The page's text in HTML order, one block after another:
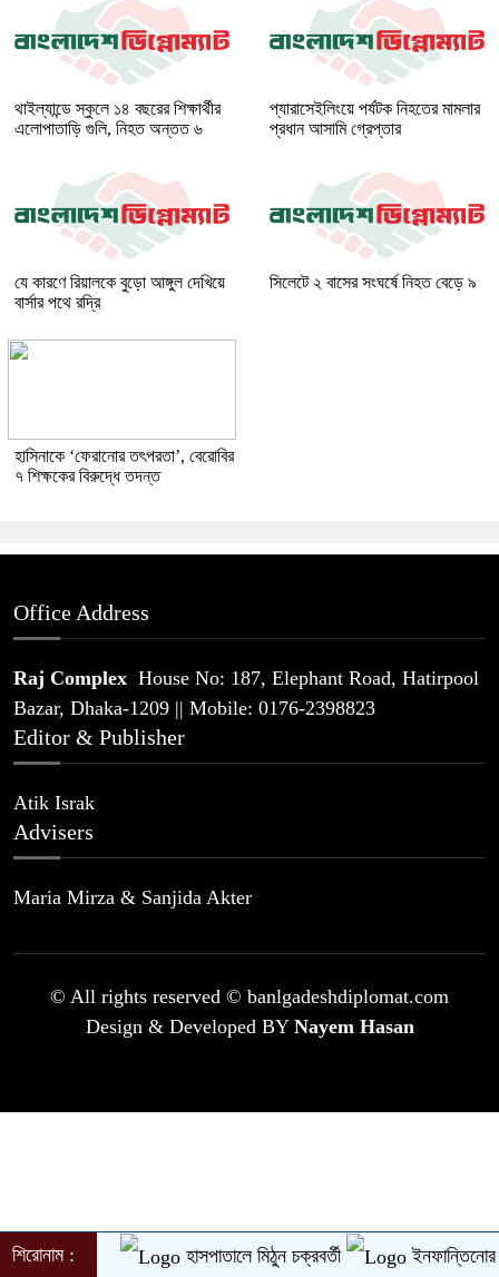
থাইল্যান্ডে স্কুলে ১৪ বছরের শিক্ষার্থীর
এলোপাতাড়ি গুলি, নিহত অন্তত ৬
প্যারাসেইলিংয়ে পর্যটক নিহতের মামলার
প্রধান আসামি গ্রেপ্তার
যে কারণে রিয়ালকে বুড়ো আঙ্গুল দেখিয়ে
বার্সার পথে রদ্রি
সিলেটে ২ বাসের সংঘর্ষে নিহত বেড়ে ৯
হাসিনাকে ‘ফেরানোর তৎপরতা’, বেরোবির
৭ শিক্ষকের বিরুদ্ধে তদন্ত
Office Address
Raj Complex House No: 187, Elephant Road, Hatirpool
Bazar, Dhaka-1209 || Mobile: 0176-2398823
Editor & Publisher
Atik Israk
Advisers
Maria Mirza & Sanjida Akter
© All rights reserved © banlgadeshdiplomat.com
Design & Developed BY Nayem Hasan
শিরোনাম : হাসপাতালে মিঠুন চক্রবর্তী ইনফান্তিনোর